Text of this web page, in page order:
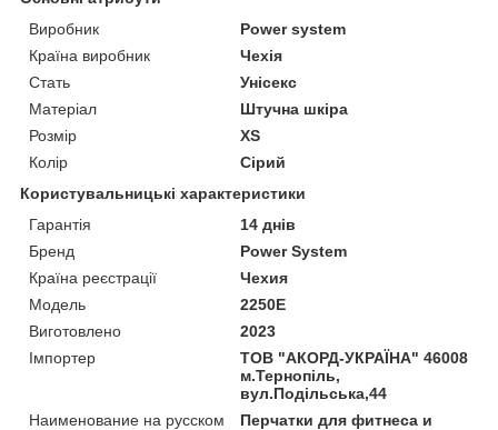
Виробник
Power system
Країна виробник
Чехія
Стать
Унісекс
Матеріал
Штучна шкіра
Розмір
XS
Колір
Сірий
Користувальницькі характеристики
Гарантія
14 днів
Бренд
Power System
Країна реєстрації
Чехия
Мoдель
2250E
Виготовлено
2023
Імпортер
ТОВ "АКОРД-УКРАЇНА" 46008
м.Тернопіль,
вул.Подільська,44
Наименование на русском
Перчатки для фитнеса и